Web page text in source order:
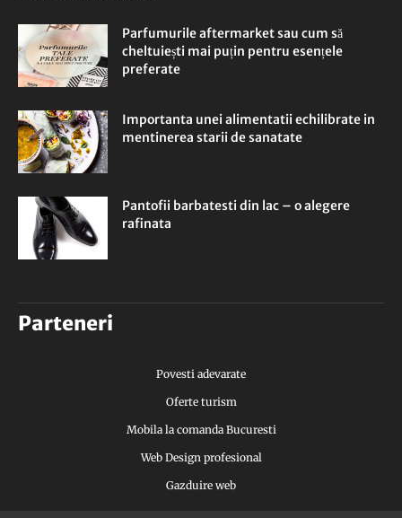
Parfumurile aftermarket sau cum să
cheltuiești mai puțin pentru esențele
preferate
Importanta unei alimentatii echilibrate in
mentinerea starii de sanatate
Pantofii barbatesti din lac – o alegere
rafinata
Parteneri
Povesti adevarate
Oferte turism
Mobila la comanda Bucuresti
Web Design profesional
Gazduire web